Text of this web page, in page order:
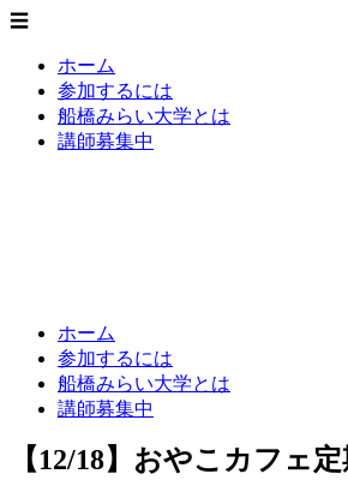
☰
ホーム
参加するには
船橋みらい大学とは
講師募集中
ホーム
参加するには
船橋みらい大学とは
講師募集中
【12/18】おやこカフェ